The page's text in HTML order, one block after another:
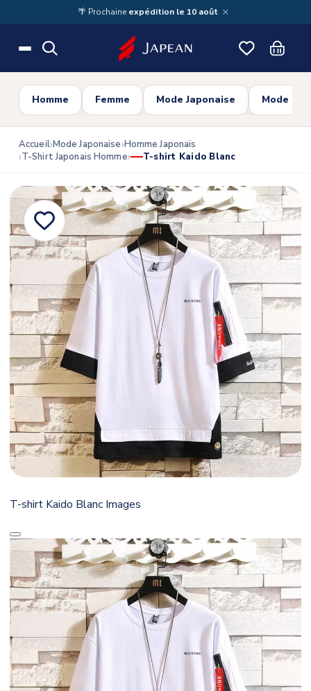
Skip to main content🌴 Prochaine expédition le 10 août ×
Homme Femme Mode Japonaise Mode
Accueil Mode Japonaise Homme Japonais
T-Shirt Japonais Homme
T-shirt Kaido Blanc
T-shirt Kaido Blanc Images